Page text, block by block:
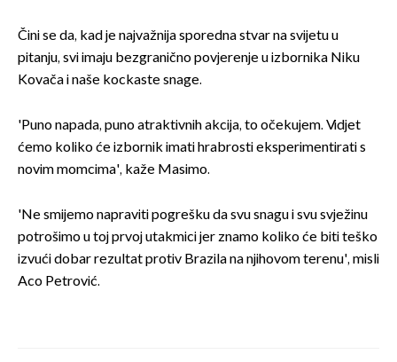
Čini se da, kad je najvažnija sporedna stvar na svijetu u
pitanju, svi imaju bezgranično povjerenje u izbornika Niku
Kovača i naše kockaste snage.
'Puno napada, puno atraktivnih akcija, to očekujem. Vidjet
ćemo koliko će izbornik imati hrabrosti eksperimentirati s
novim momcima', kaže Masimo.
'Ne smijemo napraviti pogrešku da svu snagu i svu svježinu
potrošimo u toj prvoj utakmici jer znamo koliko će biti teško
izvući dobar rezultat protiv Brazila na njihovom terenu', misli
Aco Petrović.